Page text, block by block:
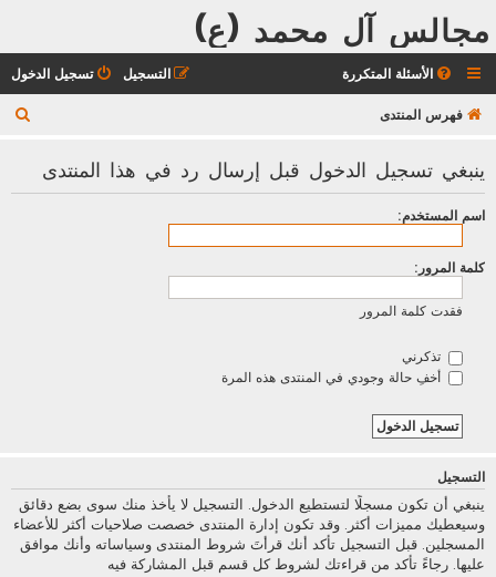
مجالس آل محمد (ع)
الأسئلة المتكررة تسجيل الدخول التسجيل
فهرس المنتدى
ينبغي تسجيل الدخول قبل إرسال رد في هذا المنتدى
اسم المستخدم:
كلمة المرور:
فقدت كلمة المرور
تذكرني
أخفِ حالة وجودي في المنتدى هذه المرة
التسجيل
ينبغي أن تكون مسجلًا لتستطيع الدخول. التسجيل لا يأخذ منك سوى بضع دقائق
وسيعطيك مميزات أكثر. وقد تكون إدارة المنتدى خصصت صلاحيات أكثر للأعضاء
المسجلين. قبل التسجيل تأكد أنك قرأتَ شروط المنتدى وسياساته وأنك موافق
عليها. رجاءً تأكد من قراءتك لشروط كل قسم قبل المشاركة فيه